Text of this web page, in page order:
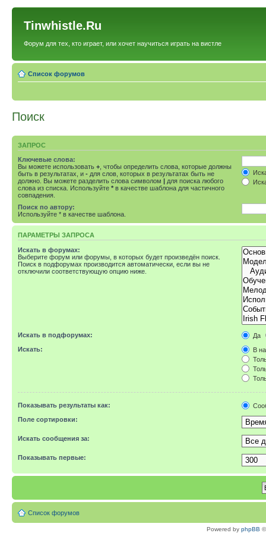
Tinwhistle.Ru
Форум для тех, кто играет, или хочет научиться играть на вистле
Список форумов
Поиск
ЗАПРОС
Ключевые слова:
Вы можете использовать + , чтобы определить слова, которые должны
быть в результатах, и - для слов, которых в результатах быть не
должно. Вы можете разделить слова символом | для поиска любого
слова из списка. Используйте * в качестве шаблона для частичного
совпадения.
Поиск по автору:
Используйте * в качестве шаблона.
ПАРАМЕТРЫ ЗАПРОСА
Искать в форумах:
Выберите форум или форумы, в которых будет произведён поиск.
Поиск в подфорумах производится автоматически, если вы не
отключили соответствующую опцию ниже.
Искать в подфорумах:
Да
Искать:
В
Показывать результаты как:
Поле сортировки:
Искать сообщения за:
Показывать первые:
Список форумов
Powered by phpBB